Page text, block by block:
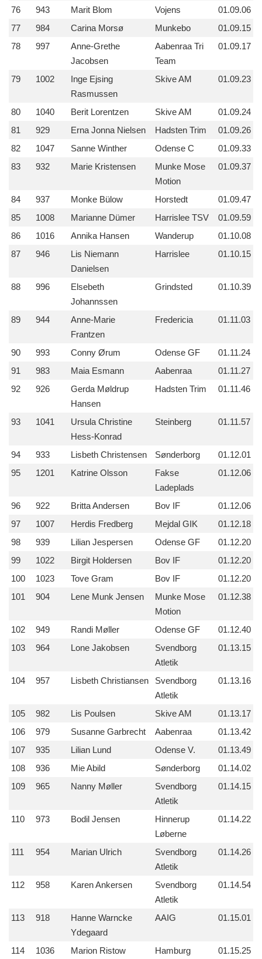
76 943 Marit Blom Vojens
01.09.06
77
984 Carina Morsø Munkebo
01.09.15
78
997
Anne-Grethe
Jacobsen
Aabenraa Tri
Team
01.09.17
79 1002
Inge Ejsing
Rasmussen
Skive AM 01.09.23
80 1040 Berit Lorentzen Skive AM
01.09.24
81
929 Erna Jonna Nielsen Hadsten Trim
01.09.26
82
1047 Sanne Winther Odense C
01.09.33
83
932 Marie Kristensen
Munke Mose
Motion
01.09.37
84 937 Monke Bülow Horstedt
01.09.47
85
1008 Marianne Dümer Harrislee TSV
01.09.59
86
1016 Annika Hansen Wanderup
01.10.08
87
946
Lis Niemann
Danielsen
Harrislee 01.10.15
88 996
Elsebeth
Johannssen
Grindsted 01.10.39
89 944
Anne-Marie
Frantzen
Fredericia 01.11.03
90 993 Conny Ørum Odense GF
01.11.24
91
983 Maia Esmann Aabenraa
01.11.27
92
926
Gerda Møldrup
Hansen
Hadsten Trim 01.11.46
93 1041
Ursula Christine
Hess-Konrad
Steinberg 01.11.57
94 933 Lisbeth Christensen Sønderborg
01.12.01
95
1201 Katrine Olsson
Fakse
Ladeplads
01.12.06
96 922 Britta Andersen Bov IF
01.12.06
97
1007 Herdis Fredberg Mejdal GIK
01.12.18
98
939 Lilian Jespersen Odense GF
01.12.20
99
1022 Birgit Holdersen Bov IF
01.12.20
100
1023 Tove Gram Bov IF
01.12.20
101
904 Lene Munk Jensen
Munke Mose
Motion
01.12.38
102 949 Randi Møller Odense GF
01.12.40
103
964 Lone Jakobsen
Svendborg
Atletik
01.13.15
104 957 Lisbeth Christiansen
Svendborg
Atletik
01.13.16
105 982 Lis Poulsen Skive AM
01.13.17
106
979 Susanne Garbrecht Aabenraa
01.13.42
107
935 Lilian Lund Odense V.
01.13.49
108
936 Mie Abild Sønderborg
01.14.02
109
965 Nanny Møller
Svendborg
Atletik
01.14.15
110 973 Bodil Jensen
Hinnerup
Løberne
01.14.22
111 954 Marian Ulrich
Svendborg
Atletik
01.14.26
112 958 Karen Ankersen
Svendborg
Atletik
01.14.54
113 918
Hanne Warncke
Ydegaard
AAIG 01.15.01
114 1036 Marion Ristow Hamburg
01.15.25